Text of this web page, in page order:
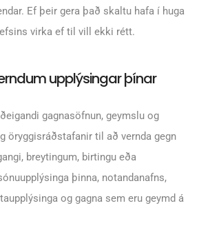
Ef þeir gera það skaltu hafa í huga
virka ef til vill ekki rétt.
upplýsingar þínar
gagnasöfnun, geymslu og
öryggisráðstafanir til að vernda gegn
breytingum, birtingu eða
þinna, notandanafns,
og gagna sem eru geymd á